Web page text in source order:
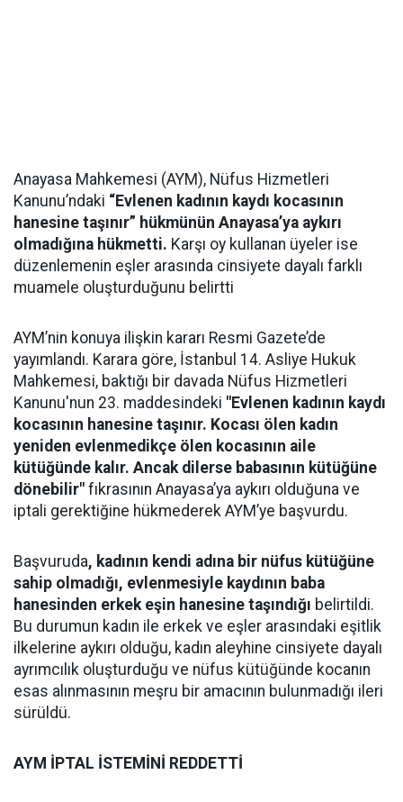
Anayasa Mahkemesi (AYM), Nüfus Hizmetleri
Kanunu’ndaki “Evlenen kadının kaydı kocasının
hanesine taşınır” hükmünün Anayasa’ya aykırı
olmadığına hükmetti. Karşı oy kullanan üyeler ise
düzenlemenin eşler arasında cinsiyete dayalı farklı
muamele oluşturduğunu belirtti
AYM’nin konuya ilişkin kararı Resmi Gazete’de
yayımlandı. Karara göre, İstanbul 14. Asliye Hukuk
Mahkemesi, baktığı bir davada Nüfus Hizmetleri
Kanunu'nun 23. maddesindeki "Evlenen kadının kaydı
kocasının hanesine taşınır. Kocası ölen kadın
yeniden evlenmedikçe ölen kocasının aile
kütüğünde kalır. Ancak dilerse babasının kütüğüne
dönebilir" fıkrasının Anayasa’ya aykırı olduğuna ve
iptali gerektiğine hükmederek AYM’ye başvurdu.
Başvuruda, kadının kendi adına bir nüfus kütüğüne
sahip olmadığı, evlenmesiyle kaydının baba
hanesinden erkek eşin hanesine taşındığı belirtildi.
Bu durumun kadın ile erkek ve eşler arasındaki eşitlik
ilkelerine aykırı olduğu, kadın aleyhine cinsiyete dayalı
ayrımcılık oluşturduğu ve nüfus kütüğünde kocanın
esas alınmasının meşru bir amacının bulunmadığı ileri
sürüldü.
AYM İPTAL İSTEMİNİ REDDETTİ